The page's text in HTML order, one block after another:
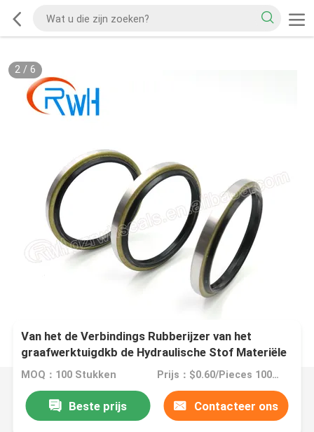
2/ 6
Van het de Verbindings Rubberijzer van het
graafwerktuigdkb de Hydraulische Stof Materiële
Zwarte Kleur
MOQ：100 Stukken Prijs：$0.60/Pieces 100-499 Pieces
Beste prijs Contacteer ons